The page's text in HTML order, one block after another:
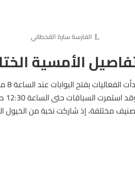
الفارسة سارة القحطاني
الأمسية
مختلفة، إذ شاركت نخبة من الخيول